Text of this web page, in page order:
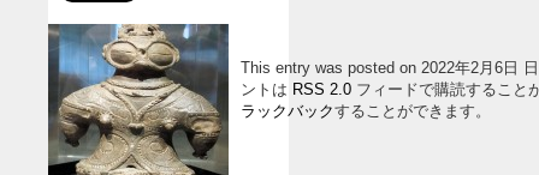
This entry was posted on 2022年2月6日
ントは RSS 2.0 フィードで購読すること
ラックバックすることができます。